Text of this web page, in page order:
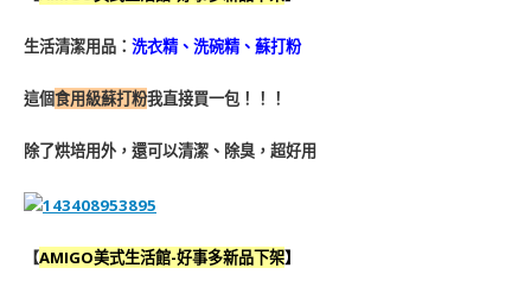
生活清潔用品： 洗衣精、洗碗精、蘇打粉
這個食用級蘇打粉我直接買一包！！！
除了烘培用外，還可以清潔、除臭，超好用
【AMIGO美式生活館-好事多新品下架】